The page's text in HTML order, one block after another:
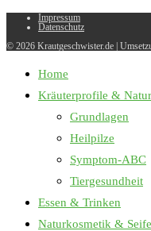
Impressum
Datenschutz
© 2026 Krautgeschwister.de |
Home
Kräuterprofile &
Grundlagen
Heilpilze
Symptom-ABC
Tiergesundheit
Essen & Trinken
Naturkosmetik &